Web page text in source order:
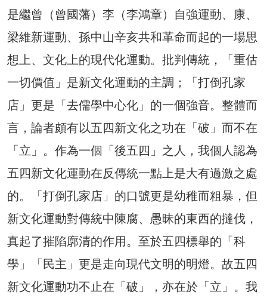
是繼曾（曾國藩）李（李鴻章）自強運動、康、
梁維新運動、孫中山辛亥共和革命而起的一場思
想上、文化上的現代化運動。批判傳統，「重估
一切價值」是新文化運動的主調；「打倒孔家
店」更是「去儒學中心化」的一個強音。整體而
言，論者頗有以五四新文化之功在「破」而不在
「立」。作為一個「後五四」之人，我個人認為
五四新文化運動在反傳統一點上是大有過激之處
的。「打倒孔家店」的口號更是幼稚而粗暴，但
新文化運動對傳統中陳腐、愚昧的東西的撻伐，
真起了摧陷廓清的作用。至於五四標舉的「科
學」「民主」更是走向現代文明的明燈。故五四
新文化運動功不止在「破」，亦在於「立」。我